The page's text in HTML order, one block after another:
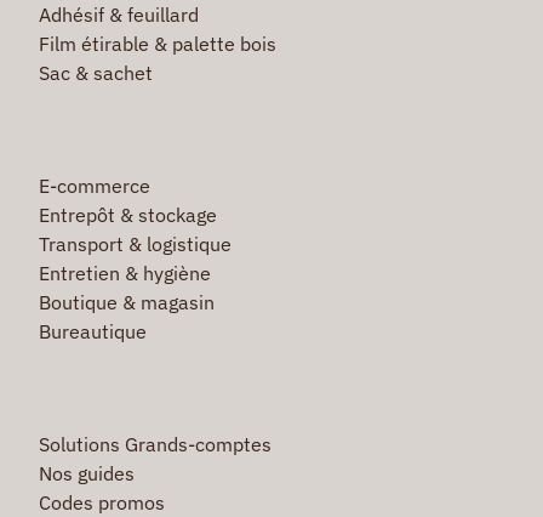
Adhésif & feuillard
Film étirable & palette bois
Sac & sachet
E-commerce
Entrepôt & stockage
Transport & logistique
Entretien & hygiène
Boutique & magasin
Bureautique
Solutions Grands-comptes
Nos guides
Codes promos